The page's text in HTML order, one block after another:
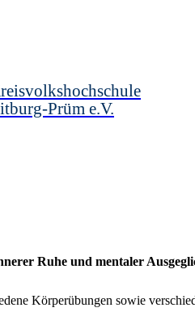
Prüm e.V.
Ruhe und mentaler
Körperübungen sowie